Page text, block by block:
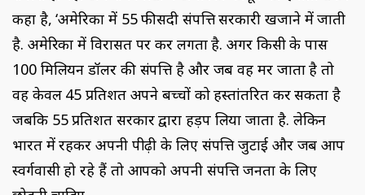
कहा है, ‘अमेरिका में 55 फीसदी संपत्ति सरकारी खजाने में जाती
है. अमेरिका में विरासत पर कर लगता है. अगर किसी के पास
100 मिलियन डॉलर की संपत्ति है और जब वह मर जाता है तो
वह केवल 45 प्रतिशत अपने बच्चों को हस्तांतरित कर सकता है
जबकि 55 प्रतिशत सरकार द्वारा हड़प लिया जाता है. लेकिन
भारत में रहकर अपनी पीढ़ी के लिए संपत्ति जुटाई और जब आप
स्वर्गवासी हो रहे हैं तो आपको अपनी संपत्ति जनता के लिए